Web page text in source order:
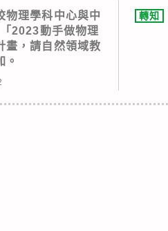
物理學科中心與中
2023動手做物理
畫，請自然領域教
。
轉知